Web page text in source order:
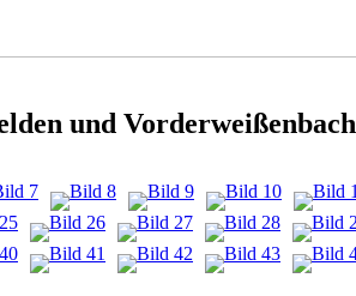
und Vorderweißenbach